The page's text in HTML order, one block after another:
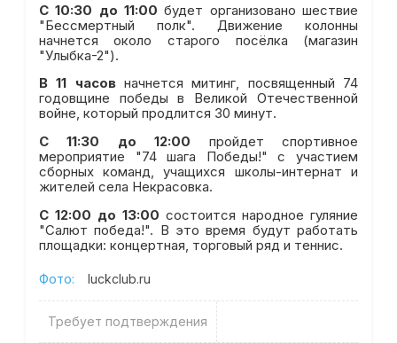
С 10:30 до 11:00 будет организовано шествие
"Бессмертный полк". Движение колонны
начнется около старого посёлка (магазин
"Улыбка-2").
В 11 часовначнется митинг, посвященный 74
годовщине победы в Великой Отечественной
войне, который продлится 30 минут.
С 11:30 до 12:00 пройдет спортивное
мероприятие "74 шага Победы!" с участием
сборных команд, учащихся школы-интернат и
жителей села Некрасовка.
С 12:00 до 13:00 состоится народное гуляние
"Салют победа!". В это время будут работать
площадки: концертная, торговый ряд и теннис.
Фото: luckclub.ru
Требует подтверждения